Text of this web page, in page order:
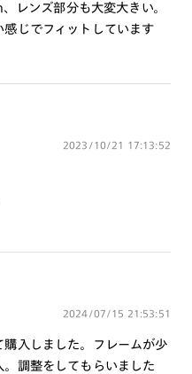
レンズ（累進レンズ）のメ
レンズ（クリアレンズの
たらお近くのJINS店舗へご
ズの為、後日お渡しとなり
ださい。
」ボタンより「度つきレン
レンズ部分も大変大きい。
じでフィットしています
2023/10/21 17:13:52
2024/07/15 21:53:51
入しました。フレームが少
調整をしてもらいました